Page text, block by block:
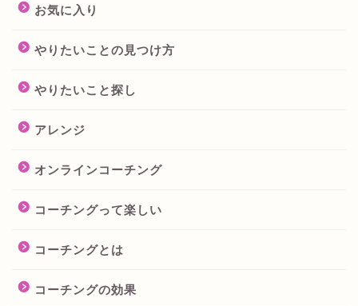
お気に入り
やりたいことの見つけ方
やりたいこと探し
アレンジ
オンラインコーチング
コーチングって楽しい
コーチングとは
コーチングの効果